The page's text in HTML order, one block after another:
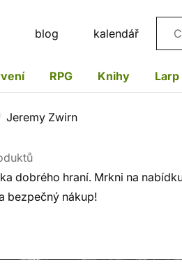
blog kalendář
RPG Knihy
Jeremy Zwirn
dobrého hraní. Mrkni na
bezpečný nákup!